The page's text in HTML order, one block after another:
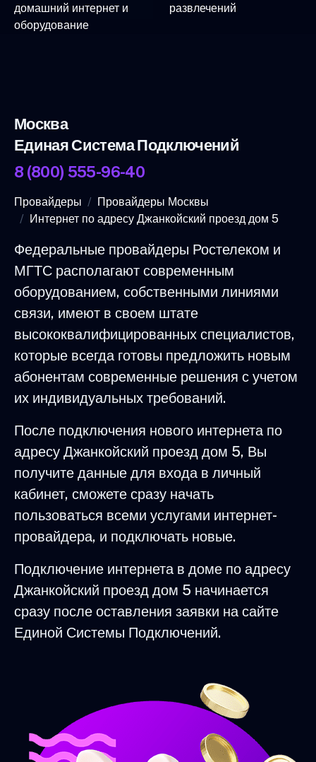
домашний интернет и
оборудование
развлечений
Москва
Единая Система Подключений
8 (800) 555-96-40
Провайдеры
Провайдеры Москвы
Интернет по адресу Джанкойский проезд дом 5
Федеральные провайдеры Ростелеком и
МГТС располагают современным
оборудованием, собственными линиями
связи, имеют в своем штате
высококвалифицированных специалистов,
которые всегда готовы предложить новым
абонентам современные решения с учетом
их индивидуальных требований.
После подключения нового интернета по
адресу Джанкойский проезд дом 5, Вы
получите данные для входа в личный
кабинет, сможете сразу начать
пользоваться всеми услугами интернет-
провайдера, и подключать новые.
Подключение интернета в доме по адресу
Джанкойский проезд дом 5 начинается
сразу после оставления заявки на сайте
Единой Системы Подключений.